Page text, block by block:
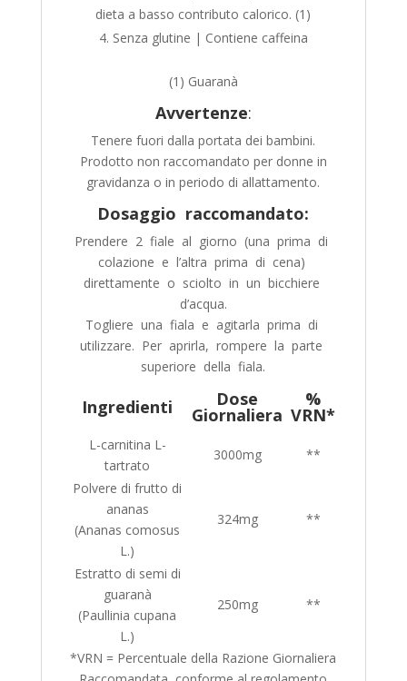
dieta a basso contributo calorico. (1)
Senza glutine | Contiene caffeina
(1) Guaranà
Avvertenze:
Tenere fuori dalla portata dei bambini.
Prodotto non raccomandato per donne in
gravidanza o in periodo di allattamento.
Dosaggio raccomandato:
Prendere 2 fiale al giorno (una prima di
colazione e l’altra prima di cena)
direttamente o sciolto in un bicchiere
d’acqua.
Togliere una fiala e agitarla prima di
utilizzare. Per aprirla, rompere la parte
superiore della fiala.
Ingredienti Dose
Giornaliera
%
VRN*
L-carnitina L-
tartrato
3000mg
**
Polvere di frutto di
ananas
(Ananas comosus
L.)
324mg **
Estratto di semi di
guaranà
(Paullinia cupana
L.)
250mg **
*VRN = Percentuale della Razione Giornaliera